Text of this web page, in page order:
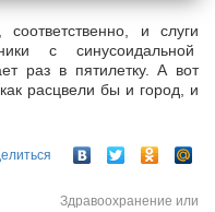
и слуги
с синусоидальной
раз в пятилетку. А вот
расцвели бы и город, и
Здравоохранение или